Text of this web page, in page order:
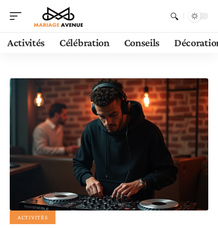
Activités Célébration Conseils
ACTIVITÉS